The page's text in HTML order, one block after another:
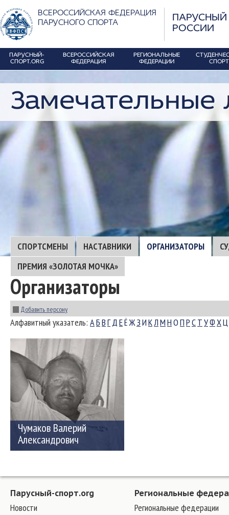
ВСЕРОССИЙСКАЯ ФЕДЕРАЦИЯ
ПАРУСНОГО СПОРТА
ПАРУСНЫЙ
РОССИИ
ПАРУСНЫЙ-
СПОРТ.ORG
ВСЕРОССИЙСКАЯ
ФЕДЕРАЦИЯ
РЕГИОНАЛЬНЫЕ
ФЕДЕРАЦИИ
СПОРТ
Замечательные
CПОРТСМЕНЫ НАСТАВНИКИ ОРГАНИЗАТОРЫ
ПРЕМИЯ «ЗОЛОТАЯ МОЧКА»
Организаторы
Добавить персону
Алфавитный указатель: АБВГДЕЁЖЗИКЛМНОПРСТУФХЦ
Чумаков Валерий
Александрович
Парусный-спорт.org
Новости
Региональные
Региональные федерации